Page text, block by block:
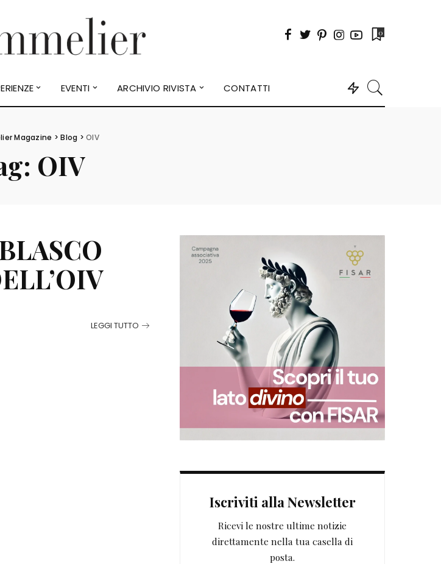
0
EVENTI ARCHIVIO RIVISTA CONTATTI
Magazine >Blog >OIV
OIV
LEGGI TUTTO
Iscriviti alla Newsletter
Ricevi le nostre ultime notizie
direttamente nella tua casella di
posta.